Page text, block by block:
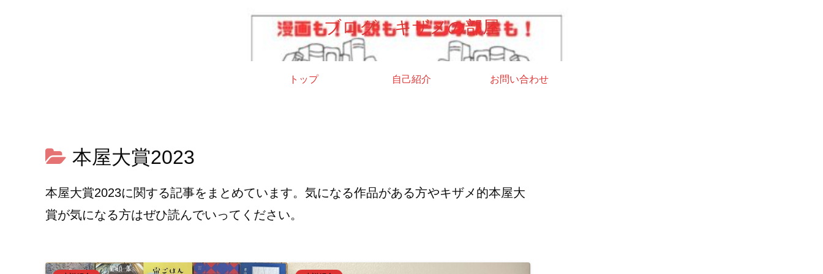
ブログ キザメの部屋
トップ 自己紹介 お問い合わせ
本屋大賞2023
本屋大賞2023に関する記事をまとめています。気になる作品がある方やキザメ的本屋大
賞が気になる方はぜひ読んでいってください。